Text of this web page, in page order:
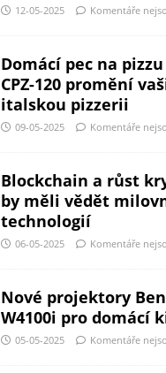
12-05-2025 Komentáře
Domácí pec na
CPZ-120 promění
italskou pizzerii
09-05-2025 Komentáře
Blockchain a růst
by měli vědět
technologií
06-05-2025 Komentáře
Nové projektory
W4100i pro domácí
05-05-2025 Komentáře